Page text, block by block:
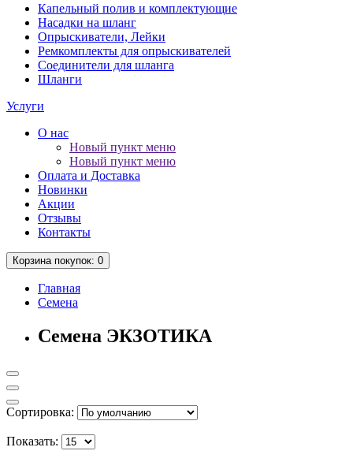
Капельный полив и комплектующие
Насадки на шланг
Опрыскиватели, Лейки
Ремкомплекты для опрыскивателей
Соединители для шланга
Шланги
Услуги
О нас
Новый пункт меню
Новый пункт меню
Оплата и Доставка
Новинки
Акции
Отзывы
Контакты
Корзина покупок: 0
Главная
Семена
Семена ЭКЗОТИКА
Сортировка:
Показать: